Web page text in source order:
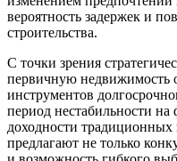
вероятность задержек и
строительства.
С точки зрения
первичную недвижимость
инструментов
период нестабильности
доходности
предлагают не только